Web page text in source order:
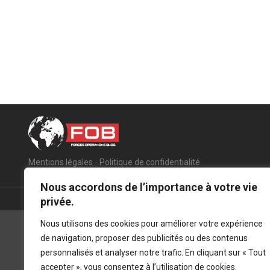
Nous accordons de l’importance à votre vie
privée.
Nous utilisons des cookies pour améliorer votre expérience
de navigation, proposer des publicités ou des contenus
personnalisés et analyser notre trafic. En cliquant sur « Tout
accepter », vous consentez à l’utilisation de cookies.
Mentions légales - Politique de confidentialité